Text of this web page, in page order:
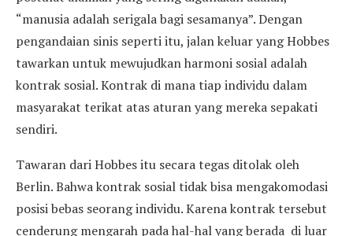
“manusia adalah serigala bagi sesamanya”. Dengan
pengandaian sinis seperti itu, jalan keluar yang Hobbes
tawarkan untuk mewujudkan harmoni sosial adalah
kontrak sosial. Kontrak di mana tiap individu dalam
masyarakat terikat atas aturan yang mereka sepakati
sendiri.
Tawaran dari Hobbes itu secara tegas ditolak oleh
Berlin. Bahwa kontrak sosial tidak bisa mengakomodasi
posisi bebas seorang individu. Karena kontrak tersebut
cenderung mengarah pada hal-hal yang berada di luar